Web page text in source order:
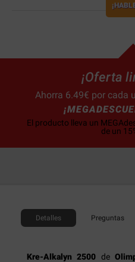
¡Oferta
Ahorra 6.49€ por cada
El producto lleva un
de un
Detalles Preguntas
Kre-Alkalyn 2500 de